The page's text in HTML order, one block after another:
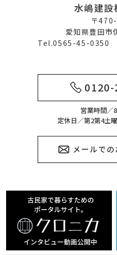
水嶋建設
〒
愛知県豊田市
Tel.0565-45-0350
営業時間／
定休日／第2第4土
メールで